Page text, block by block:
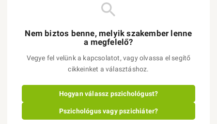
Nem biztos benne, melyik szakember lenne
a megfelelő?
Vegye fel velünk a kapcsolatot, vagy olvassa el segítő
cikkeinket a választáshoz.
Hogyan válassz pszichológust?
Pszichológus vagy pszichiáter?